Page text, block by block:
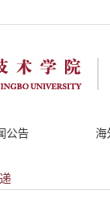
公告 海